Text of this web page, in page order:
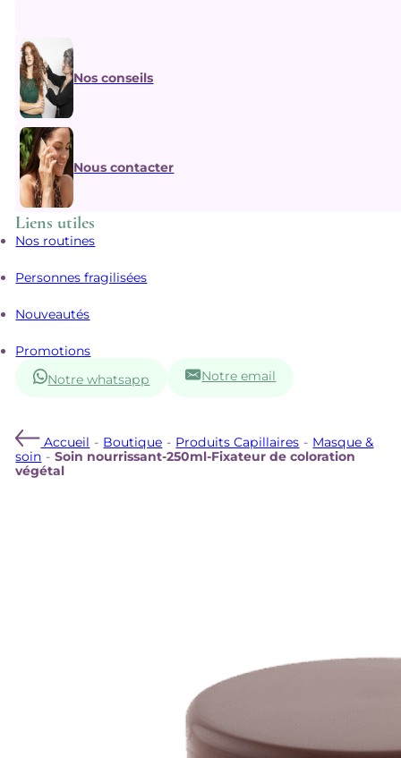
Nos conseils
Nous contacter
Liens utiles
Nos routines
Personnes fragilisées
Nouveautés
Promotions
Notre whatsapp
Notre email
Accueil - Boutique - Produits Capillaires - Masque &
soin - Soin nourrissant-250ml-Fixateur de coloration
végétal